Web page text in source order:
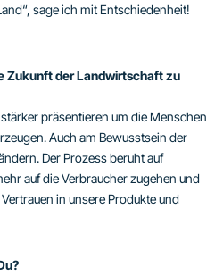
sage ich mit Entschiedenheit!
Zukunft der Landwirtschaft zu
präsentieren um die Menschen
Auch am Bewusstsein der
Der Prozess beruht auf
auf die Verbraucher zugehen und
in unsere Produkte und